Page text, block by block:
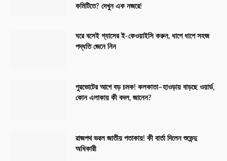
কমিটিতে? দেখুন এক নজরে!
ঘরে বসেই গ্যাসের ই-কেওয়াইসি করুন, ধাপে ধাপে সহজ
পদ্ধতি জেনে নিন
পুরভোটের আগে বড় চমক! কলকাতা–হাওড়ায় বাড়ছে ওয়ার্ড,
কোন এলাকায় কী বদল, জানেন?
রাজপথ ভরল জাতীয় পতাকায়! কী বার্তা দিলেন শুভেন্দু
অধিকারী